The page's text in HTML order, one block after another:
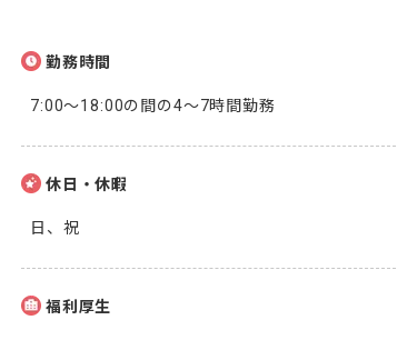
勤務時間
7:00～18:00の間の4～7時間勤務
休日・休暇
日、祝
福利厚生